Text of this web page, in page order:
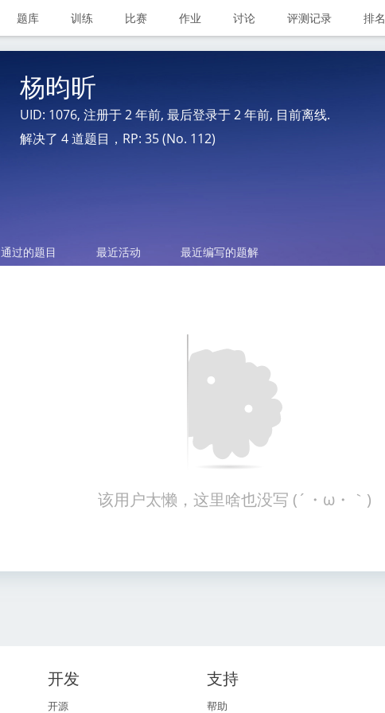
题库 训练 比赛 作业 讨论 评测记录 排名
杨昀昕
UID: 1076, 注册于2 年前, 最后登录于2 年前, 目前离线.
解决了 4 道题目，RP: 35 (No. 112)
通过的题目 最近活动 最近编写的题解
该用户太懒，这里啥也没写 (´・ω・｀)
开发
开源
支持
帮助